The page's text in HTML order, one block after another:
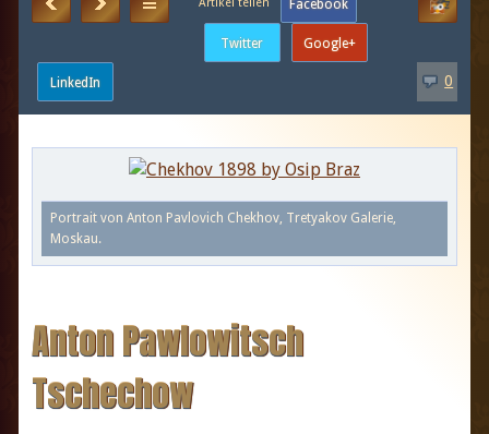
0
Portrait von Anton Pavlovich Chekhov, Tretyakov Galerie,
Moskau.
Anton Pawlowitsch
Tschechow